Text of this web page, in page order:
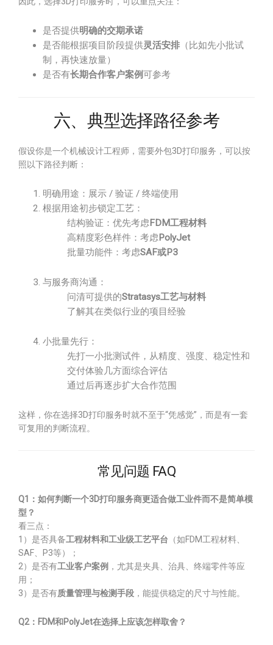
是否提供明确的交期承诺
是否能根据项目阶段提供灵活安排 （比如先小批试
制，再快速放量）
是否有长期合作客户案例可参考
六、典型选择路径参考
假设你是一个机械设计工程师，需要外包3D打印服务，可以按
照以下路径判断：
明确用途：展示 / 验证 / 终端使用
根据用途初步锁定工艺：
结构验证：优先考虑FDM工程材料
高精度彩色样件：考虑PolyJet
批量功能件：考虑SAF或P3
与服务商沟通：
问清可提供的Stratasys工艺与材料
了解其在类似行业的项目经验
小批量先行：
先打一小批测试件，从精度、强度、稳定性和
交付体验几方面综合评估
通过后再逐步扩大合作范围
这样，你在选择3D打印服务时就不至于“凭感觉”，而是有一套
可复用的判断流程。
常见问题 FAQ
Q1：如何判断一个3D打印服务商更适合做工业件而不是简单模
型？
看三点：
1）是否具备工程材料和工业级工艺平台 （如FDM工程材料、
SAF、P3等）；
2）是否有工业客户案例 ，尤其是夹具、治具、终端零件等应
用；
3）是否有质量管理与检测手段 ，能提供稳定的尺寸与性能。
Q2：FDM和PolyJet在选择上应该怎样取舍？